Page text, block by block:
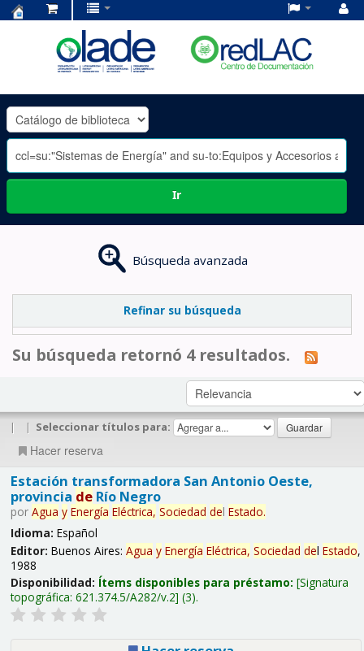
OLADE
-
Ir
Búsqueda avanzada
Refinar su búsqueda
Su búsqueda retornó 4 resultados.
| | Seleccionar títulos para:
Hacer reserva
Estación transformadora San Antonio Oeste,
provincia deRío Negro
por Agua y Energía Eléctrica, Sociedad del Estado.
Idioma: Español
Editor: Buenos Aires: Agua y Energía Eléctrica, Sociedad del Estado,
1988
Disponibilidad: Ítems disponibles para préstamo: Signatura
topográfica: 621.374.5/A282/v.2 (3).